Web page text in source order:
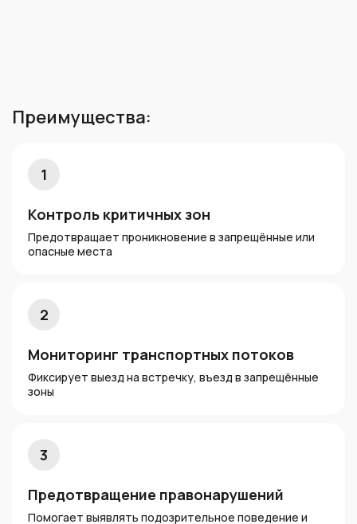
Преимущества:
1
Контроль критичных зон
Предотвращает проникновение в запрещённые или
опасные места
2
Мониторинг транспортных потоков
Фиксирует выезд на встречку, въезд в запрещённые
зоны
3
Предотвращение правонарушений
Помогает выявлять подозрительное поведение и